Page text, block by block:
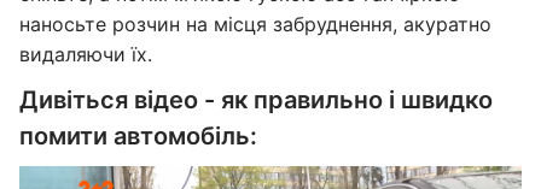
наносьте розчин на місця забруднення, акуратно
видаляючи їх.
Дивіться відео - як правильно і швидко
помити автомобіль: